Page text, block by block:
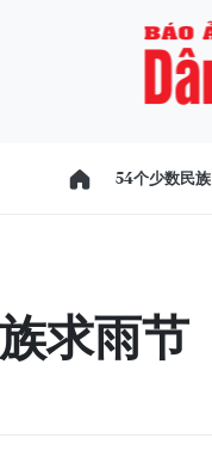
54个少数民族
求雨节